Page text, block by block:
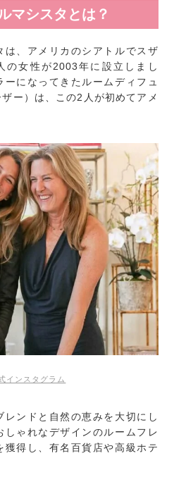
マシスタとは？
は、アメリカのシアトルでスザ
の女性が2003年に設立しまし
になってきたルームディフュ
ー）は、この2人が初めてアメ
インスタグラム
ンドと自然の恵みを大切にし
しゃれなデザインのルームフレ
獲得し、有名百貨店や高級ホテ